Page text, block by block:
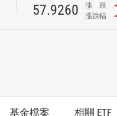
57.9260 漲 跌
漲跌幅
基金檔案 相關 ETF